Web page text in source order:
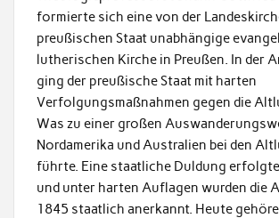
formierte sich eine von der
preußischen Staat unabhängige
lutherischen Kirche in Preußen. In der
ging der preußische Staat mit harten
Verfolgungsmaßnahmen gegen die
Was zu einer großen
Nordamerika und Australien bei den
führte. Eine staatliche Duldung
und unter harten Auflagen wurden die
1845 staatlich anerkannt. Heute